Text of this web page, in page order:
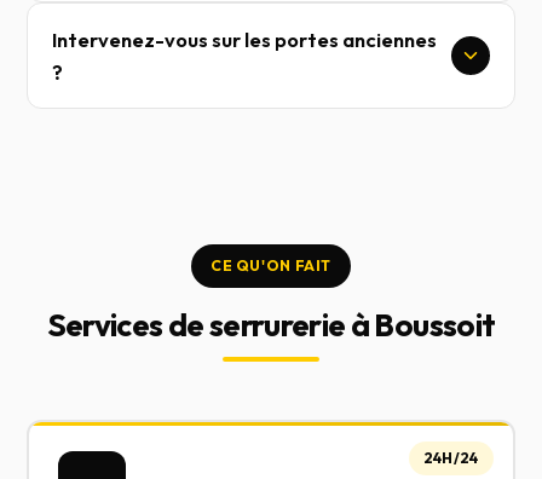
Intervenez-vous sur les portes anciennes
?
CE QU'ON FAIT
Services de serrurerie à Boussoit
24H/24